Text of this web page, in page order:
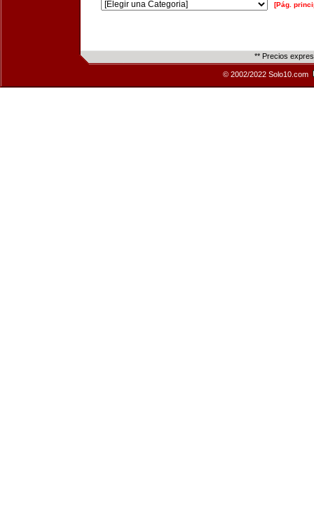
[Pág.
** Precios
© 2002/2022 Solo10.com